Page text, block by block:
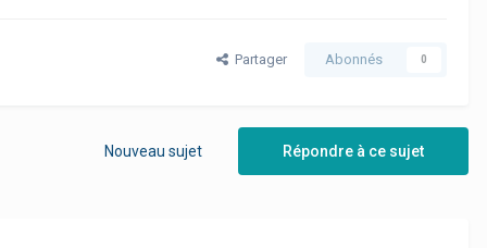
Partager Abonnés 0
Répondre à ce sujet
Nouveau sujet